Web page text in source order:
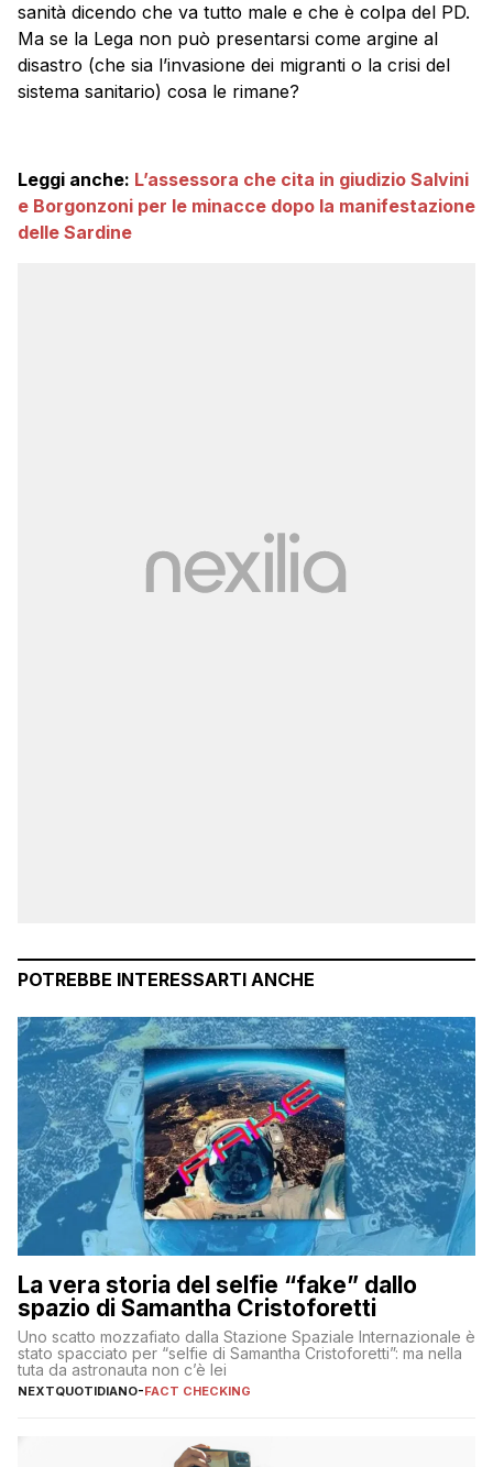
sanità dicendo che va tutto male e che è colpa del PD.
Ma se la Lega non può presentarsi come argine al
disastro (che sia l’invasione dei migranti o la crisi del
sistema sanitario) cosa le rimane?
Leggi anche: L’assessora che cita in giudizio Salvini
e Borgonzoni per le minacce dopo la manifestazione
delle Sardine
POTREBBE INTERESSARTI ANCHE
La vera storia del selfie “fake” dallo
spazio di Samantha Cristoforetti
Uno scatto mozzafiato dalla Stazione Spaziale Internazionale è
stato spacciato per “selfie di Samantha Cristoforetti”: ma nella
tuta da astronauta non c’è lei
NEXTQUOTIDIANO-FACT CHECKING